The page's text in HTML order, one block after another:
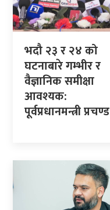
भदौ २३ र २४ को
घटनाबारे गम्भीर र
वैज्ञानिक समीक्षा
आवश्यक:
पूर्वप्रधानमन्त्री प्रचण्ड